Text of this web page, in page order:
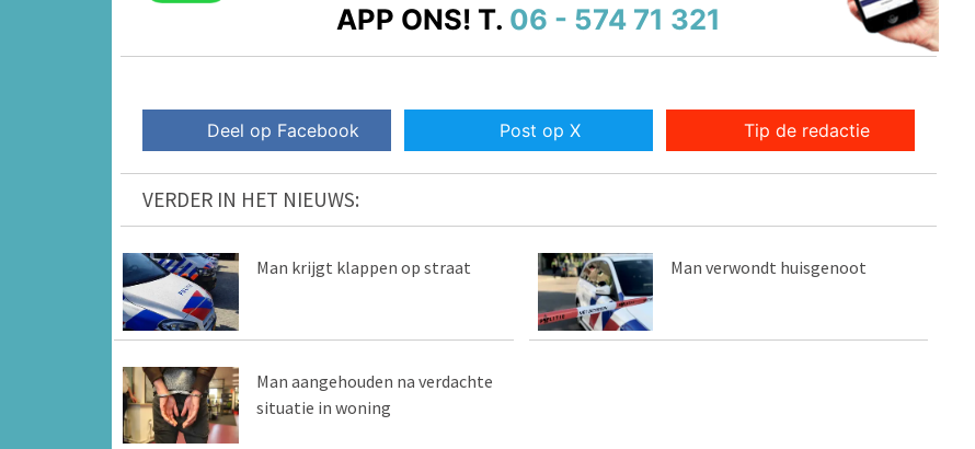
APP ONS! T. 06 - 574 71 321
Deel op Facebook Post op X Tip de redactie
VERDER IN HET NIEUWS:
Man krijgt klappen op straat Man verwondt huisgenoot
Man aangehouden na verdachte
situatie in woning